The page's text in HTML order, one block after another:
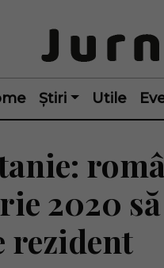
Știri Utile
2020
rezident